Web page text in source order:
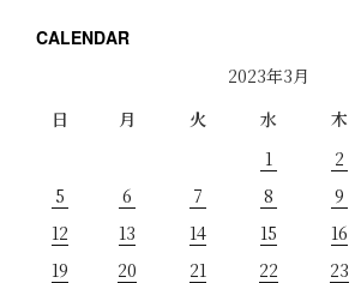
CALENDAR
2023年3月
日
月 火 水 木
1
2
5
6 7 8 9
12
13 14 15 16
19
20 21 22 23